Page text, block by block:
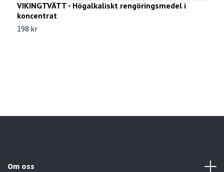
VIKINGTVÄTT - Högalkaliskt rengöringsmedel i
koncentrat
198 kr
Om oss